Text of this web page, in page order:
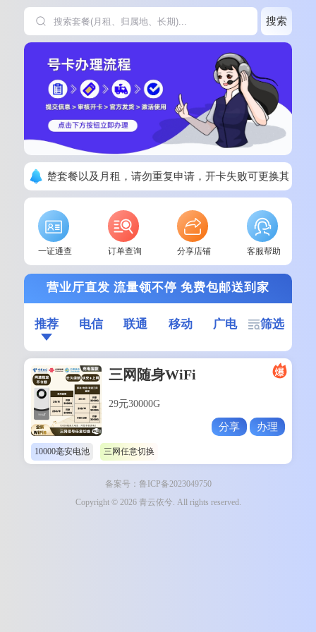
搜索
单请看清楚套餐以及月租，请勿重复申请，开卡失败可更换其他套
一证通查 订单查询 分享店铺 客服帮助
营业厅直发 流量领不停 免费包邮送到家
推荐 电信 联通 移动 广电 筛选
三网随身WiFi
29元30000G
分享 办理
10000毫安电池 三网任意切换
备案号：鲁ICP备2023049750
Copyright © 2026 青云依兮. All rights reserved.